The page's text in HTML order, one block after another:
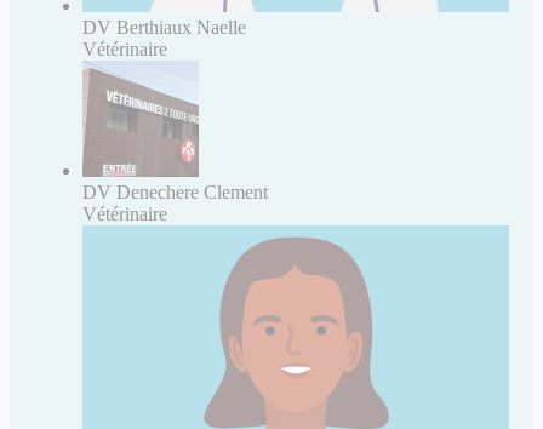
DV Berthiaux Naelle
Vétérinaire
DV Denechere Clement
Vétérinaire